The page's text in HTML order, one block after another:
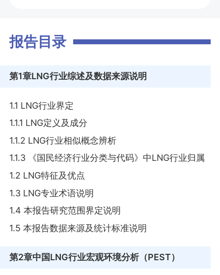
报告目录
第1章LNG行业综述及数据来源说明
1.1 LNG行业界定
1.1.1 LNG定义及成分
1.1.2 LNG行业相似概念辨析
1.1.3 《国民经济行业分类与代码》中LNG行业归属
1.2 LNG特征及优点
1.3 LNG专业术语说明
1.4 本报告研究范围界定说明
1.5 本报告数据来源及统计标准说明
第2章中国LNG行业宏观环境分析（PEST）